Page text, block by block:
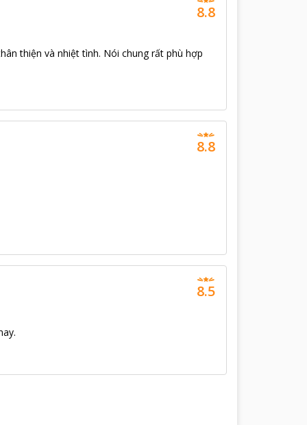
thiện và nhiệt tình. Nói chung rất phù hợp
8.8
8.8
8.5